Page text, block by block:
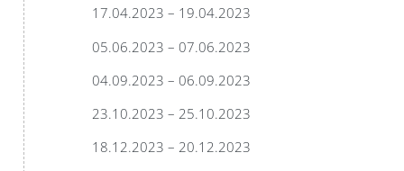
17.04.2023 – 19.04.2023
05.06.2023 – 07.06.2023
04.09.2023 – 06.09.2023
23.10.2023 – 25.10.2023
18.12.2023 – 20.12.2023